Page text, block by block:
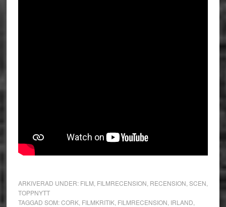
ARKIVERAD UNDER: FILM FILMRECENSION RECENSION SCEN
TOPPNYTT
TAGGAD SOM:CORK, FILMKRITIK, FILMRECENSION IRLAND